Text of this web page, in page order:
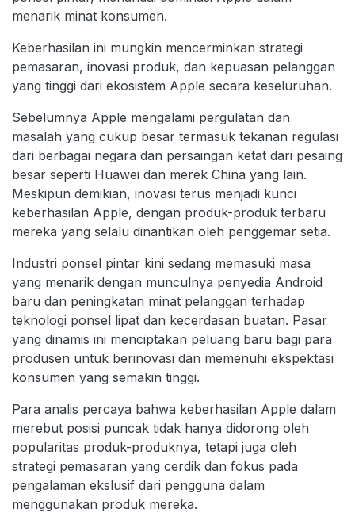
menarik minat konsumen.
Keberhasilan ini mungkin mencerminkan strategi
pemasaran, inovasi produk, dan kepuasan pelanggan
yang tinggi dari ekosistem Apple secara keseluruhan.
Sebelumnya Apple mengalami pergulatan dan
masalah yang cukup besar termasuk tekanan regulasi
dari berbagai negara dan persaingan ketat dari pesaing
besar seperti Huawei dan merek China yang lain.
Meskipun demikian, inovasi terus menjadi kunci
keberhasilan Apple, dengan produk-produk terbaru
mereka yang selalu dinantikan oleh penggemar setia.
Industri ponsel pintar kini sedang memasuki masa
yang menarik dengan munculnya penyedia Android
baru dan peningkatan minat pelanggan terhadap
teknologi ponsel lipat dan kecerdasan buatan. Pasar
yang dinamis ini menciptakan peluang baru bagi para
produsen untuk berinovasi dan memenuhi ekspektasi
konsumen yang semakin tinggi.
Para analis percaya bahwa keberhasilan Apple dalam
merebut posisi puncak tidak hanya didorong oleh
popularitas produk-produknya, tetapi juga oleh
strategi pemasaran yang cerdik dan fokus pada
pengalaman ekslusif dari pengguna dalam
menggunakan produk mereka.